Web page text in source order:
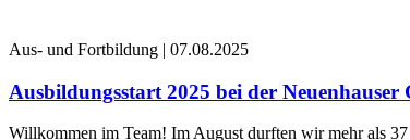
Aus- und Fortbildung | 07.08.2025
Ausbildungsstart 2025 bei der Neuenhauser
Willkommen im Team! Im August durften wir mehr als